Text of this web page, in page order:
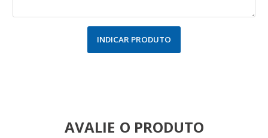
INDICAR PRODUTO
AVALIE